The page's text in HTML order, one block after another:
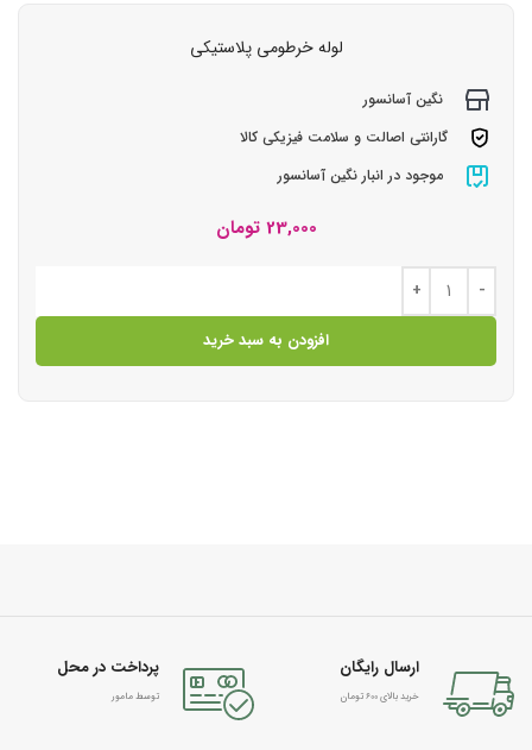
لوله خرطومی پلاستیکی
نگین آسانسور
گارانتی اصالت و سلامت فیزیکی کالا
موجود در انبار نگین آسانسور
23,000 تومان
افزودن به سبد خرید
ارسال رایگان
خرید بالای 600 تومان
پرداخت در محل
توسط مامور